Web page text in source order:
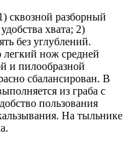
сквозной разборный
хвата; 2)
без углублений.
легкий нож средней
и пилообразной
сбалансирован. В
из граба с
пользования
На тыльнике